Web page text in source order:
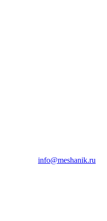
info@meshanik.ru